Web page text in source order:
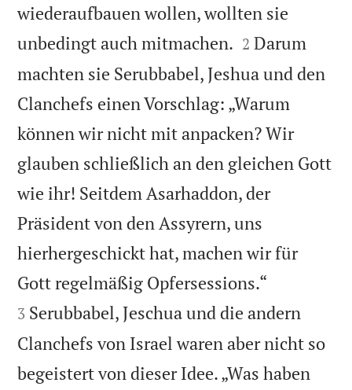
wiederaufbauen wollen, wollten sie
unbedingt auch mitmachen. 

2 Darum
machten sie Serubbabel, Jeshua und den
Clanchefs einen Vorschlag: „Warum
können wir nicht mit anpacken? Wir
glauben schließlich an den gleichen Gott
wie ihr! Seitdem Asarhaddon, der
Präsident von den Assyrern, uns
hierhergeschickt hat, machen wir für
Gott regelmäßig Opfersessions.“
3 Serubbabel, Jeschua und die andern
Clanchefs von Israel waren aber nicht so
begeistert von dieser Idee. „Was haben